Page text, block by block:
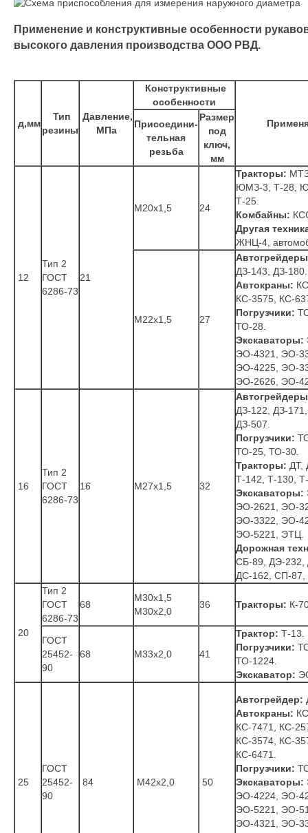
Применение и конструктивные особенности
высокого давления производства ООО РВД.
д,мм
Тип
резины
Давление,
МПа
Конструктивные
особенности
Присоедини-
тельная
резьба
Размер
под
ключ,
мм
12
Тип 2
ГОСТ
6286-73
21
М20x1,5 24
Тракторы:
ЮМЗ-3, Т-28,
Т-25.
Комбайны:
Другая
ЖНЦ-4,
М22x1,5 27
ДЗ-143, ДЗ-180.
Автокраны:
КС-3575, КС-
Погрузчики:
ТО-28.
Экскаваторы:
ЭО-4321, ЭО-
ЭО-4225, ЭО-
ЭО-2626, ЭО-
16
Тип 2
ГОСТ
6286-73
16 М27x1,5 32
ДЗ-122, ДЗ-
ДЗ-507.
Погрузчики:
ТО-25, ТО-30.
Тракторы: ДТ,
Т-142, Т-130,
Экскаваторы:
ЭО-2621, ЭО-
ЭО-3322, ЭО-
ЭО-5221, ЭТЦ.
Дорожная
СБ-89, ДЭ-232,
ДС-162, СП-
20
Тип 2
ГОСТ
6286-73
68
М30x1,5
М30x2,0
36 Тракторы: К-
ГОСТ
25452-
90
68 М33x2,0 41
Трактор: Т-13.
Погрузчики:
ТО-1224.
Экскаватор:
25
ГОСТ
25452-
90
84 М42x2,0 50
Автогрейдер:
Автокраны:
КС-7471, КС-
КС-3574, КС-
КС-6471.
Погрузчики:
Экскаваторы:
ЭО-4224, ЭО-
ЭО-5221, ЭО-
ЭО-4321, ЭО-